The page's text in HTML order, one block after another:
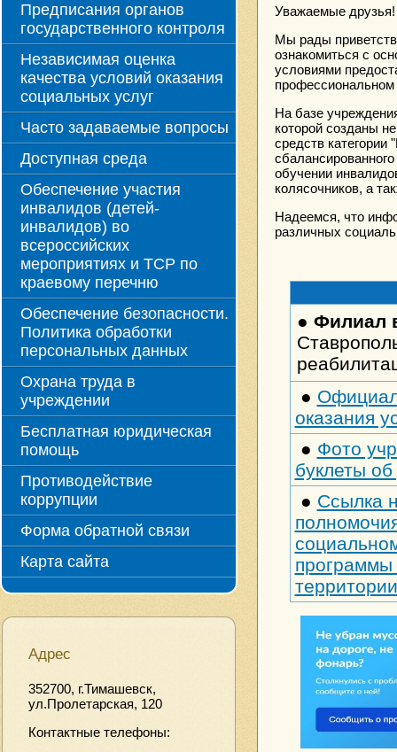
Предписания органов
государственного контроля
Независимая оценка
качества условий оказания
социальных услуг
Часто задаваемые вопросы
Доступная среда
Обеспечение участия
инвалидов (детей-
инвалидов) во
всероссийских
мероприятиях и ТСР по
краевому перечню
Обеспечение безопасности.
Политика обработки
персональных данных
Охрана труда в
учреждении
Бесплатная юридическая
помощь
Противодействие
коррупции
Форма обратной связи
Карта сайта
Адрес
352700, г.Тимашевск,
ул.Пролетарская, 120
Контактные телефоны:
Уважаемые друзья!
Мы рады
ознакомиться с
условиями
На базе
которой созданы
средств
обучении
колясочников, а
Надеемся, что
различных
● Филиал
●
оказания
● Фото
буклеты
● Ссылка
программы